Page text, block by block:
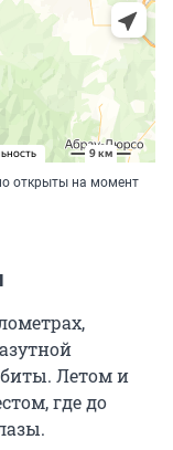
открыты на момент
Летом и
где до